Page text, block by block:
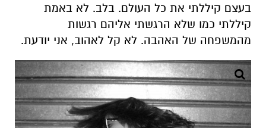
בעצם קיללתי את כל העולם. בלב. לא באמת
קיללתי כמו שלא הרגשתי אליהם רגשות
מהמשפחה של האהבה. לא קל לאהוב, אני יודעת.